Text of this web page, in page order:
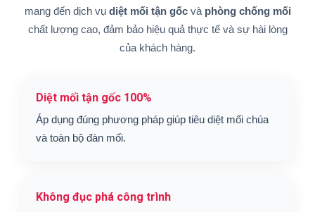
mang đến dịch vụ diệt mối tận gốcvà phòng chống mối
chất lượng cao, đảm bảo hiệu quả thực tế và sự hài lòng
của khách hàng.
Diệt mối tận gốc 100%
Áp dụng đúng phương pháp giúp tiêu diệt mối chúa
và toàn bộ đàn mối.
Không đục phá công trình